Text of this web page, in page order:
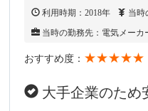
利用時期：2018年
当時
当時の勤務先：電気メーカ
おすすめ度： ★★★★★
大手企業のため